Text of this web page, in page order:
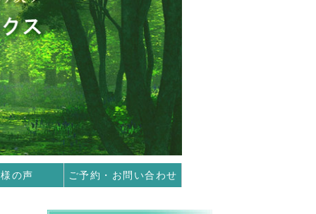
の声 ご予約・お問い合わせ